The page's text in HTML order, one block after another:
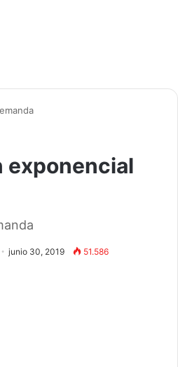
exponencial
junio 30, 2019 51.586